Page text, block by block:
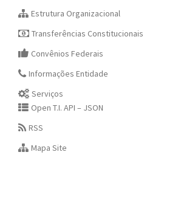
Estrutura Organizacional
Transferências Constitucionais
Convênios Federais
Informações Entidade
Serviços
Open T.I. API – JSON
RSS
Mapa Site